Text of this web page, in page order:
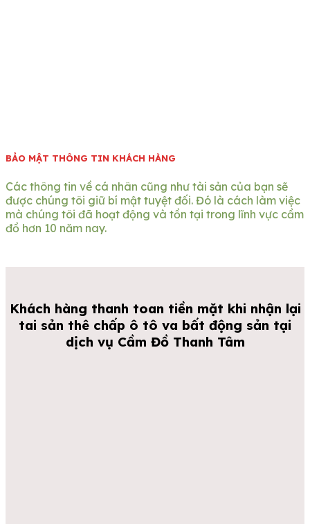
BẢO MẬT THÔNG TIN KHÁCH HÀNG
Các thông tin về cá nhân cũng như tài sản của bạn sẽ
được chúng tôi giữ bí mật tuyệt đối. Đó là cách làm việc
mà chúng tôi đã hoạt động và tồn tại trong lĩnh vực cầm
đồ hơn 10 năm nay.
Khách hàng thanh toan tiền mặt khi nhận lại
tai sản thê chấp ô tô va bất động sản tại
dịch vụ Cầm Đồ Thanh Tâm